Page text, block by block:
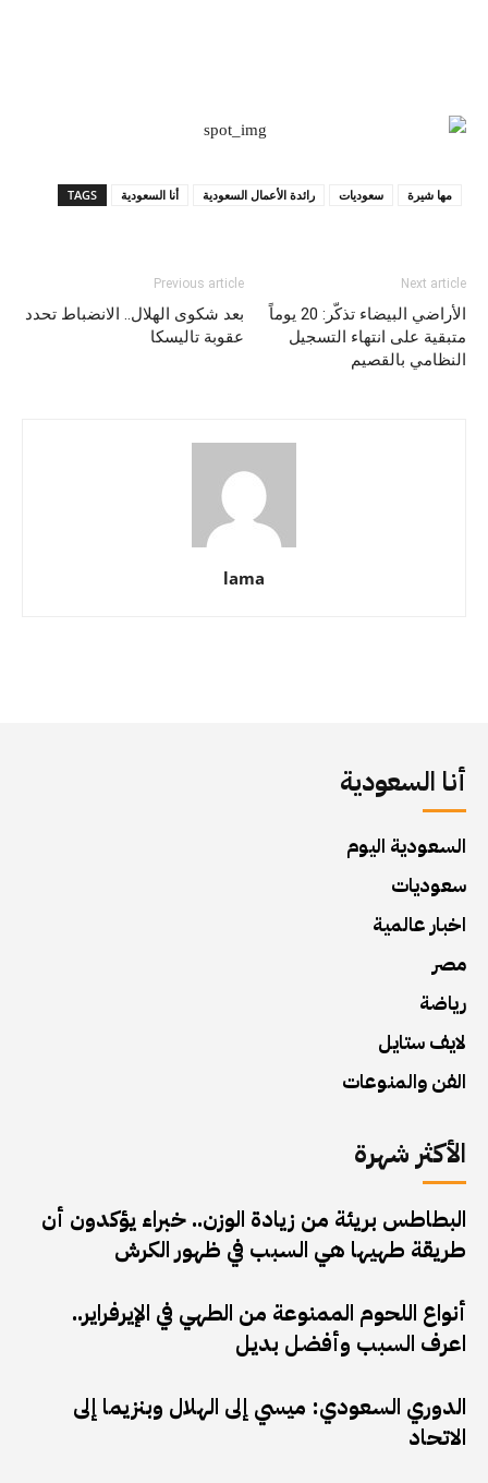
TAGS أنا السعودية رائدة الأعمال السعودية سعوديات مها شيرة
Previous article
بعد شكوى الهلال.. الانضباط تحدد
عقوبة تاليسكا
Next article
الأراضي البيضاء تذكّر: 20 يوماً
متبقية على انتهاء التسجيل
النظامي بالقصيم
lama
أنا السعودية
السعودية اليوم
سعوديات
اخبار عالمية
مصر
رياضة
لايف ستايل
الفن والمنوعات
الأكثر شهرة
البطاطس بريئة من زيادة الوزن.. خبراء يؤكدون أن
طريقة طهيها هي السبب في ظهور الكرش
أنواع اللحوم الممنوعة من الطهي في الإيرفراير..
اعرف السبب وأفضل بديل
الدوري السعودي: ميسي إلى الهلال وبنزيما إلى
الاتحاد